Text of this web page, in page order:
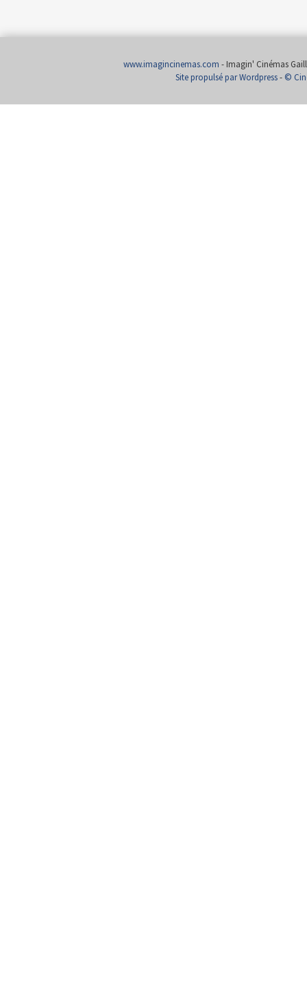
www.imagincinemas.com - Imagin' Cinémas
Site propulsé par Wordpress- ©